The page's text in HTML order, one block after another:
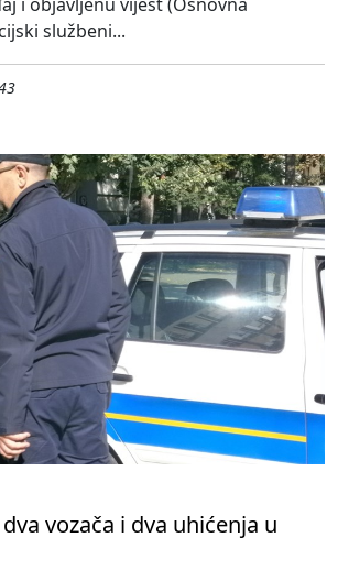
službeni...
vozača i dva uhićenja u